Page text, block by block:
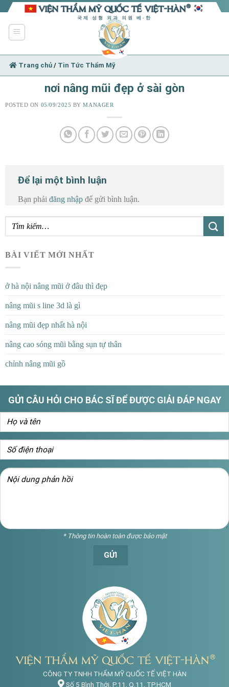
Skip
content
국제 성형 외과 의원 베-한
Trang chủ/ Tin Tức Thẩm Mỹ
nơi nâng mũi đẹp ở sài gòn
POSTED ON 05/09/2025 BYMANAGER
Để lại một bình luận
Bạn phải đăng nhập để gửi bình luận.
BÀI VIẾT MỚI NHẤT
ở hà nội nâng mũi ở đâu thì đẹp
nâng mũi s line 3d là gì
nâng mũi đẹp nhất hà nội
nâng cao sóng mũi bằng sụn tự thân
chỉnh nâng mũi gồ
GỬI CÂU HỎI CHO BÁC SĨ ĐỂ ĐƯỢC GIẢI ĐÁP NGAY
* Thông tin hoàn toàn được bảo mật
CÔNG TY TNHH THẨM MỸ QUỐC TẾ VIỆT HÀN
Số 5 Bình Thới, P.11, Q.11, TP.HCM